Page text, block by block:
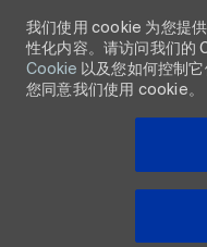
我们使用 cookie 为您提
性化内容。请访问我们的
Cookie 以及您如何控制
您同意我们使用 cookie。